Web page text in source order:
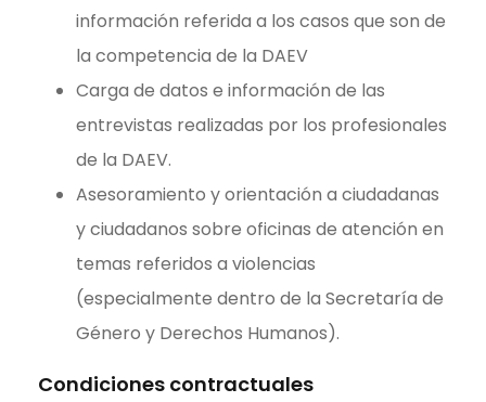
información referida a los casos que son de
la competencia de la DAEV
Carga de datos e información de las
entrevistas realizadas por los profesionales
de la DAEV.
Asesoramiento y orientación a ciudadanas
y ciudadanos sobre oficinas de atención en
temas referidos a violencias
(especialmente dentro de la Secretaría de
Género y Derechos Humanos).
Condiciones contractuales